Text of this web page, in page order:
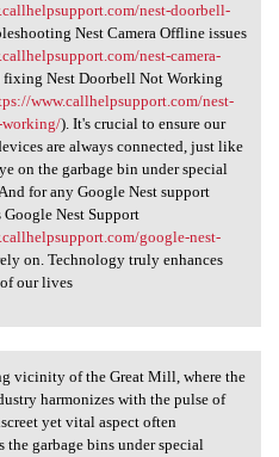
nest-doorbell-
Nest Camera Offline issues
nest-camera-
fixing Nest Doorbell Not Working
www.callhelpsupport.com/nest-
). It's crucial to ensure our
are always connected, just like
on the garbage bin under special
for any Google Nest support
Google Nest Support
google-nest-
on. Technology truly enhances
our lives
vicinity of
vicinity of the Great Mill, where the
harmonizes with the pulse of
yet vital aspect often
the garbage bins under special